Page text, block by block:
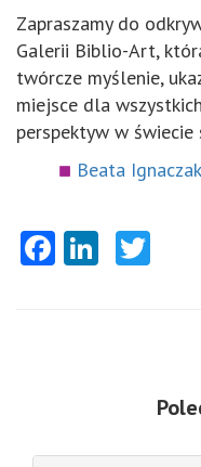
Zapraszamy do
Galerii Biblio-Art,
twórcze myślenie,
miejsce dla
perspektyw w świecie
Beata
Facebook